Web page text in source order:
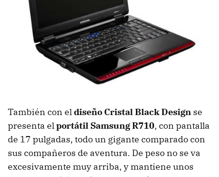
También con eldiseño Cristal Black Design se
presenta elportátil Samsung R710, con pantalla
de 17 pulgadas, todo un gigante comparado con
sus compañeros de aventura. De peso no se va
excesivamente muy arriba, y mantiene unos